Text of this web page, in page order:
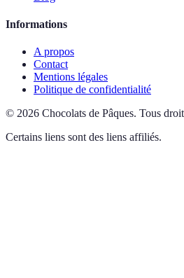
Informations
A propos
Contact
Mentions légales
Politique de confidentialité
© 2026 Chocolats de Pâques. Tous
Certains liens sont des liens affiliés.